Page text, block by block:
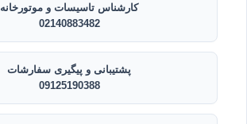
کارشناس تاسیسات و موتورخانه
02140883482
پشتیبانی و پیگیری سفارشات
09125190388